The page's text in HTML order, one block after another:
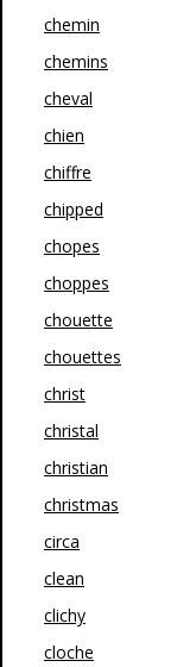
chemin
chemins
cheval
chien
chiffre
chipped
chopes
choppes
chouette
chouettes
christ
christal
christian
christmas
circa
clean
clichy
cloche